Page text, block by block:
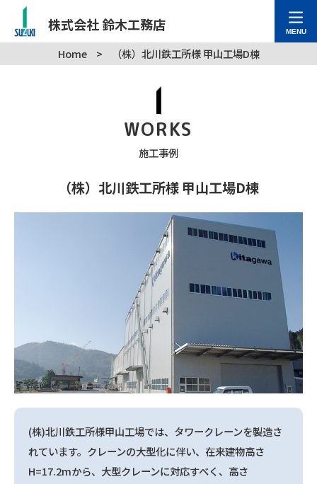
株式会社 鈴木工務店 MENU
Home > （株）北川鉄工所様 甲山工場D棟
WORKS
施工事例
（株）北川鉄工所様 甲山工場D棟
(株)北川鉄工所様甲山工場では、タワークレーンを製造さ
れています。クレーンの大型化に伴い、在来建物高さ
H=17.2mから、大型クレーンに対応すべく、高さ